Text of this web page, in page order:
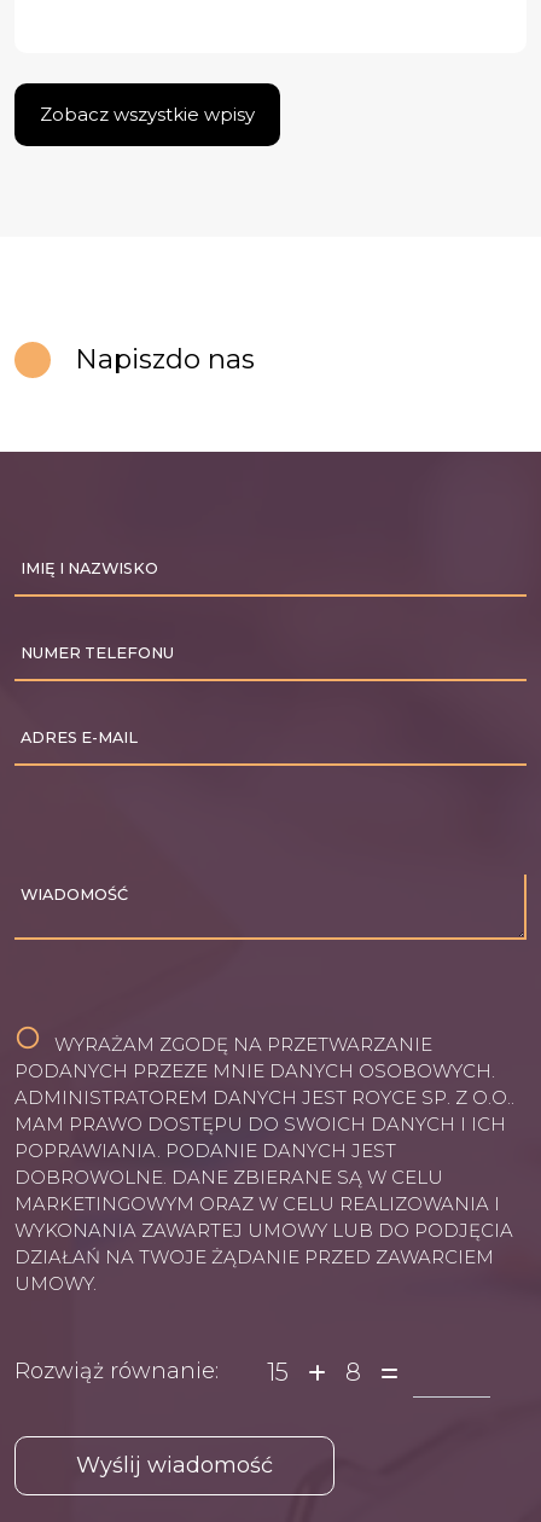
Zobacz wszystkie wpisy
Napiszdo nas
IMIĘ I NAZWISKO
NUMER TELEFONU
ADRES E-MAIL
WIADOMOŚĆ
WYRAŻAM ZGODĘ NA PRZETWARZANIE
PODANYCH PRZEZE MNIE DANYCH OSOBOWYCH.
ADMINISTRATOREM DANYCH JEST ROYCE SP. Z O.O..
MAM PRAWO DOSTĘPU DO SWOICH DANYCH I ICH
POPRAWIANIA. PODANIE DANYCH JEST
DOBROWOLNE. DANE ZBIERANE SĄ W CELU
MARKETINGOWYM ORAZ W CELU REALIZOWANIA I
WYKONANIA ZAWARTEJ UMOWY LUB DO PODJĘCIA
DZIAŁAŃ NA TWOJE ŻĄDANIE PRZED ZAWARCIEM
UMOWY.
Rozwiąż równanie: 15 8